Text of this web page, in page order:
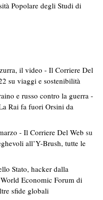
Popolare degli Studi di
il video - Il Corriere Del
su viaggi e sostenibilità
e russo contro la guerra -
Rai fa fuori Orsini da
- Il Corriere Del Web su
all’Y-Brush, tutte le
Stato, hacker dalla
World Economic Forum di
sfide globali